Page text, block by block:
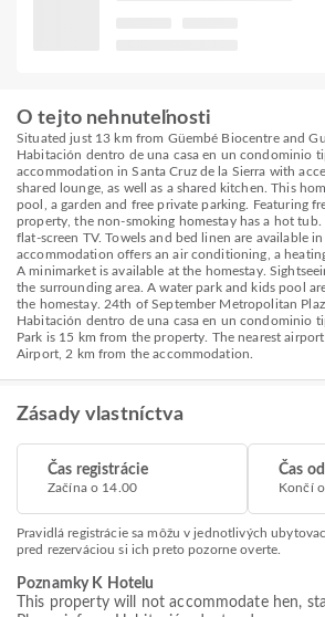
O tejto nehnuteľnosti
Situated just 13 km from Güembé Biocentre and
Habitación dentro de una casa en un condominio
accommodation in Santa Cruz de la Sierra with
shared lounge, as well as a shared kitchen. This
pool, a garden and free private parking. Featuring
property, the non-smoking homestay has a hot tub.
flat-screen TV. Towels and bed linen are available
accommodation offers an air conditioning, a
A minimarket is available at the homestay.
the surrounding area. A water park and kids pool
the homestay. 24th of September Metropolitan
Habitación dentro de una casa en un condominio
Park is 15 km from the property. The nearest
Airport, 2 km from the accommodation.
Zásady vlastníctva
Čas registrácie
Začína o 14.00
Čas
Končí
Pravidlá registrácie sa môžu v jednotlivých
pred rezerváciou si ich preto pozorne overte.
Poznamky K Hotelu
This property will not accommodate hen,